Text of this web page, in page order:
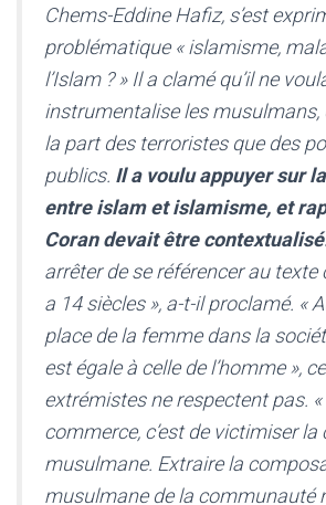
Chems-Eddine Hafiz, s’est
problématique «islamisme,
l’Islam ?» Il a clamé qu’il ne
instrumentalise les musulmans,
la part des terroristes que des
publics. Il a voulu appuyer sur
entre islam et islamisme, et
Coran devait être
arrêter de se référencer au texte
a 14 siècles», a-t-il proclamé. «
place de la femme dans la
est égale à celle de l’homme»,
extrémistes ne respectent pas. «
commerce, c’est de victimiser
musulmane. Extraire la
musulmane de la communauté